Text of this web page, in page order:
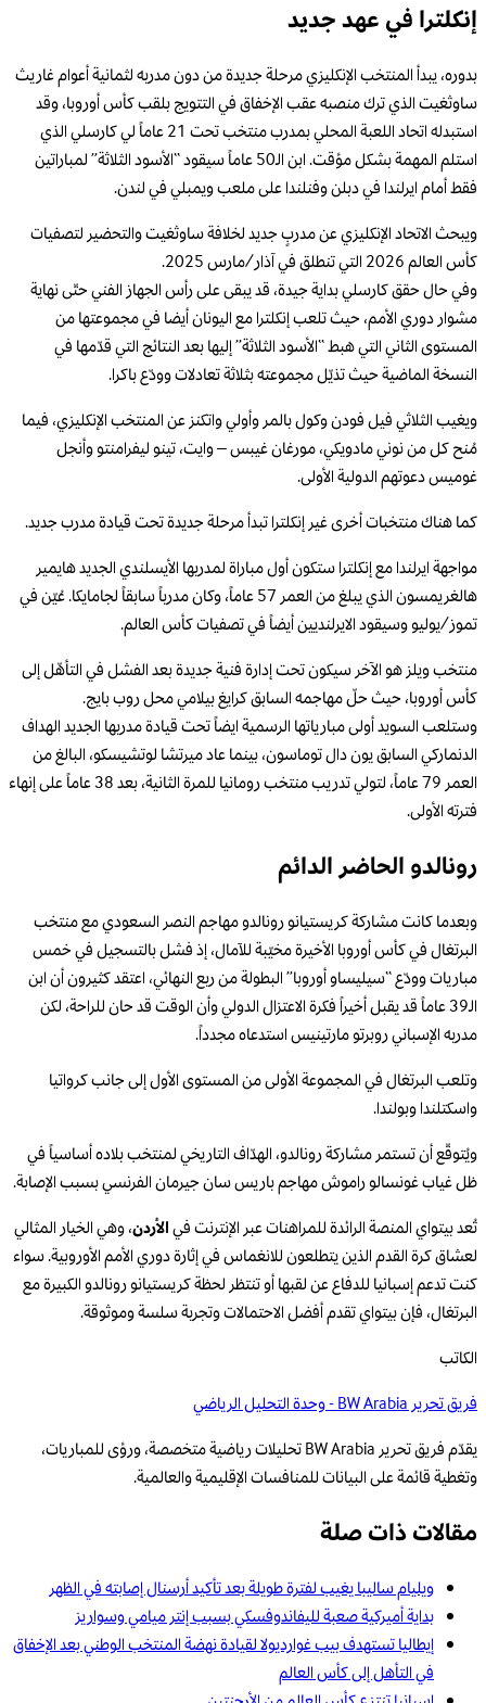
إنكلترا في عهد جديد
بدوره، يبدأ المنتخب الإنكليزي مرحلة جديدة من دون مدربه لثمانية أعوام غاريث
ساوثغيت الذي ترك منصبه عقب الإخفاق في التتويج بلقب كأس أوروبا، وقد
استبدله اتحاد اللعبة المحلي بمدرب منتخب تحت 21 عاماً لي كارسلي الذي
استلم المهمة بشكل مؤقت. ابن الـ50 عاماً سيقود “الأسود الثلاثة” لمباراتين
فقط أمام ايرلندا في دبلن وفنلندا على ملعب ويمبلي في لندن.
ويبحث الاتحاد الإنكليزي عن مدربٍ جديد لخلافة ساوثغيت والتحضير لتصفيات
كأس العالم 2026 التي تنطلق في آذار/مارس 2025.
وفي حال حقق كارسلي بداية جيدة، قد يبقى على رأس الجهاز الفني حتّى نهاية
مشوار دوري الأمم، حيث تلعب إنكلترا مع اليونان أيضا في مجموعتها من
المستوى الثاني التي هبط “الأسود الثلاثة” إليها بعد النتائج التي قدّمها في
النسخة الماضية حيث تذيّل مجموعته بثلاثة تعادلات وودّع باكرا.
ويغيب الثلاثي فيل فودن وكول بالمر وأولي واتكنز عن المنتخب الإنكليزي، فيما
مُنح كل من نوني مادويكي، مورغان غيبس – وايت، تينو ليفرامنتو وأنجل
غوميس دعوتهم الدولية الأولى.
كما هناك منتخبات أخرى غير إنكلترا تبدأ مرحلة جديدة تحت قيادة مدرب جديد.
مواجهة ايرلندا مع إنكلترا ستكون أول مباراة لمدربها الأيسلندي الجديد هايمير
هالغريمسون الذي يبلغ من العمر 57 عاماً، وكان مدرباً سابقاً لجامايكا. عُيّن في
تموز/يوليو وسيقود الايرلنديين أيضاً في تصفيات كأس العالم.
منتخب ويلز هو الآخر سيكون تحت إدارة فنية جديدة بعد الفشل في التأهّل إلى
كأس أوروبا، حيث حلّ مهاجمه السابق كرايغ بيلامي محل روب بايج.
وستلعب السويد أولى مبارياتها الرسمية ايضاً تحت قيادة مدربها الجديد الهداف
الدنماركي السابق يون دال توماسون، بينما عاد ميرتشا لوتشيسكو، البالغ من
العمر 79 عاماً، لتولي تدريب منتخب رومانيا للمرة الثانية، بعد 38 عاماً على إنهاء
فترته الأولى.
رونالدو الحاضر الدائم
وبعدما كانت مشاركة كريستيانو رونالدو مهاجم النصر السعودي مع منتخب
البرتغال في كأس أوروبا الأخيرة مخيّبة للآمال، إذ فشل بالتسجيل في خمس
مباريات وودّع “سيليساو أوروبا” البطولة من ربع النهائي، اعتقد كثيرون أن ابن
الـ39 عاماً قد يقبل أخيراً فكرة الاعتزال الدولي وأن الوقت قد حان للراحة، لكن
مدربه الإسباني روبرتو مارتينيس استدعاه مجدداً.
وتلعب البرتغال في المجموعة الأولى من المستوى الأول إلى جانب كرواتيا
واسكتلندا وبولندا.
ويُتوقّع أن تستمر مشاركة رونالدو، الهدّاف التاريخي لمنتخب بلاده أساسياً في
ظل غياب غونسالو راموش مهاجم باريس سان جيرمان الفرنسي بسبب الإصابة.
تُعد بيتواي المنصة الرائدة للمراهنات عبر الإنترنت فيالأردن، وهي الخيار المثالي
لعشاق كرة القدم الذين يتطلعون للانغماس في إثارة دوري الأمم الأوروبية. سواء
كنت تدعم إسبانيا للدفاع عن لقبها أو تنتظر لحظة كريستيانو رونالدو الكبيرة مع
البرتغال، فإن بيتواي تقدم أفضل الاحتمالات وتجربة سلسة وموثوقة.
الكاتب
فريق تحرير BW Arabia - وحدة التحليل الرياضي
يقدّم فريق تحرير BW Arabia تحليلات رياضية متخصصة، ورؤى للمباريات،
وتغطية قائمة على البيانات للمنافسات الإقليمية والعالمية.
مقالات ذات صلة
ويليام ساليبا يغيب لفترة طويلة بعد تأكيد أرسنال إصابته في الظهر
بداية أميركية صعبة لليفاندوفسكي بسبب إنتر ميامي وسواريز
إيطاليا تستهدف بيب غوارديولا لقيادة نهضة المنتخب الوطني بعد الإخفاق
في التأهل إلى كأس العالم